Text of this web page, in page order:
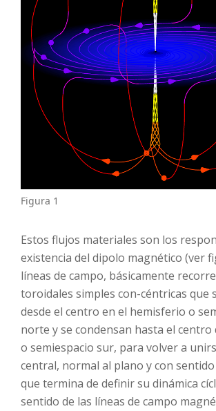
Figura 1
Estos flujos materiales son los
existencia del dipolo magnético (ver
líneas de campo, básicamente
toroidales simples con-céntricas que
desde el centro en el hemisferio o
norte y se condensan hasta el
o semiespacio sur, para volver a
central, normal al plano y con
que termina de definir su dinámica
sentido de las líneas de campo